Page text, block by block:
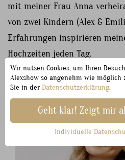
mit meiner Frau Anna
von zwei Kindern (Alex &
Erfahrungen inspirieren
Hochzeiten jeden Tag.
Unsere
Wir nutzen Cookies, um Ihren
Alexshow so angenehm wie
Sie in derDatenschutzerklärung.
Geht klar! Zeigt mir
Individuelle